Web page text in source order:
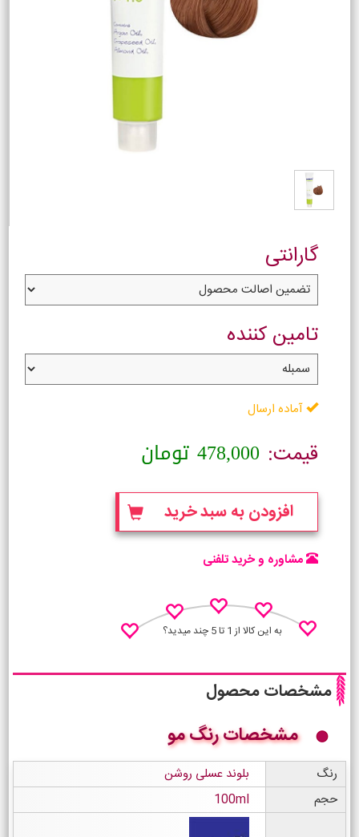
گارانتی
تامین کننده
آماده ارسال
قیمت: 478,000 تومان
افزودن به سبد خرید
مشاوره و خرید تلفنی
به این کالا از 1 تا 5 چند میدید؟
نظـر منو اعلام کن
مشخصات محصول
مشخصات رنگ مو
رنگ
بلوند عسلی روشن
حجم
100ml